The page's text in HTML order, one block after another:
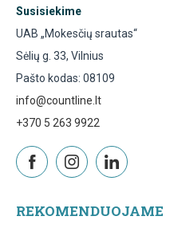
Susisiekime
UAB „Mokesčių srautas“
Sėlių g. 33, Vilnius
Pašto kodas: 08109
info@countline.lt
+370 5 263 9922
REKOMENDUOJAME